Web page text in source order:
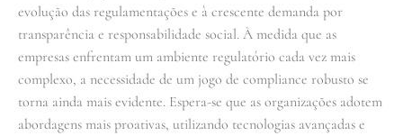
evolução das regulamentações e à crescente demanda por
transparência e responsabilidade social. À medida que as
empresas enfrentam um ambiente regulatório cada vez mais
complexo, a necessidade de um jogo de compliance robusto se
torna ainda mais evidente. Espera-se que as organizações adotem
abordagens mais proativas, utilizando tecnologias avançadas e